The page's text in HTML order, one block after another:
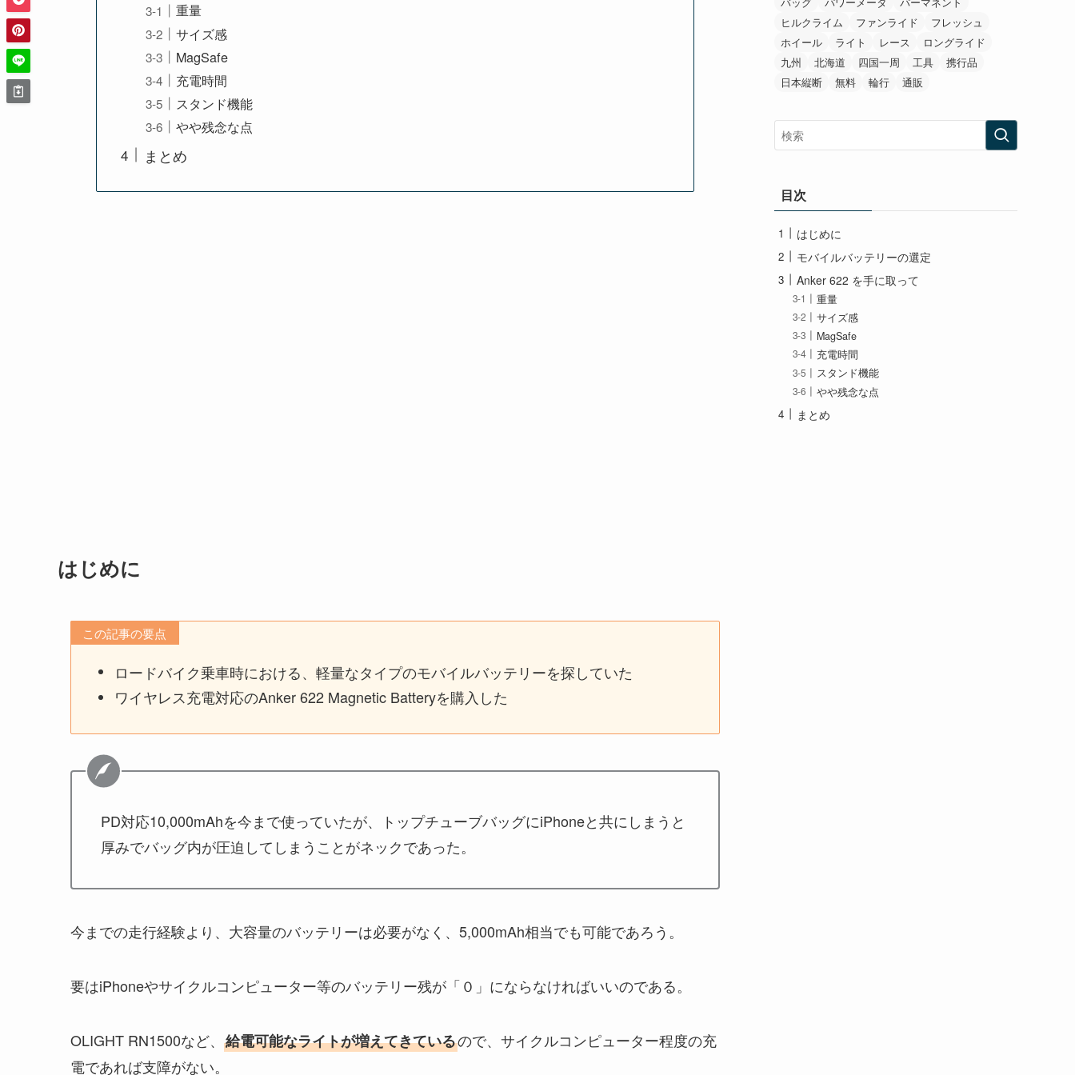
重量
サイズ感
MagSafe
充電時間
スタンド機能
やや残念な点
まとめ
はじめに
この記事の要点
ロードバイク乗車時における、軽量なタイプのモバイルバッテリーを探していた
ワイヤレス充電対応のAnker 622 Magnetic Batteryを購入した
PD対応10,000mAhを今まで使っていたが、トップチューブバッグにiPhoneと共にしまうと
厚みでバッグ内が圧迫してしまうことがネックであった。
今までの走行経験より、大容量のバッテリーは必要がなく、5,000mAh相当でも可能であろう。
要はiPhoneやサイクルコンピューター等のバッテリー残が「０」にならなければいいのである。
OLIGHT RN1500など、 給電可能なライトが増えてきているので、サイクルコンピューター程度の充
電であれば支障がない。
ヒルクライム
ファンライド
フレッシュ
ホイール
ライト レース
ロングライド
九州
北海道 四国一周 工具
携行品
日本縦断
無料 輪行 通販
目次
はじめに
モバイルバッテリーの選定
Anker 622 を手に取って
重量
サイズ感
MagSafe
充電時間
スタンド機能
やや残念な点
まとめ